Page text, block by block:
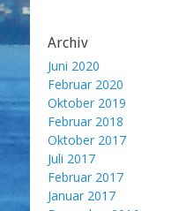
Archiv
Juni 2020
Februar 2020
Oktober 2019
Februar 2018
Oktober 2017
Juli 2017
Februar 2017
Januar 2017